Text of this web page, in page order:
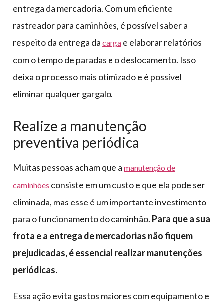
entrega da mercadoria. Com um eficiente
rastreador para caminhões, é possível saber a
respeito da entrega da carga e elaborar relatórios
com o tempo de paradas e o deslocamento. Isso
deixa o processo mais otimizado e é possível
eliminar qualquer gargalo.
Realize a manutenção
preventiva periódica
Muitas pessoas acham que a manutenção de
caminhões consiste em um custo e que ela pode ser
eliminada, mas esse é um importante investimento
para o funcionamento do caminhão. Para que a sua
frota e a entrega de mercadorias não fiquem
prejudicadas, é essencial realizar manutenções
periódicas.
Essa ação evita gastos maiores com equipamento e